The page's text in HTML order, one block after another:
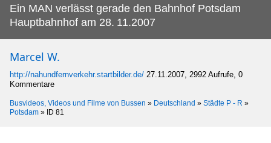
Ein MAN verlässt gerade den Bahnhof Potsdam
Hauptbahnhof am 28. 11.2007
Marcel W.
http://nahundfernverkehr.startbilder.de/ 27.11.2007, 2992 Aufrufe, 0
Kommentare
Busvideos, Videos und Filme von Bussen » Deutschland » Städte P - R »
Potsdam » ID 81